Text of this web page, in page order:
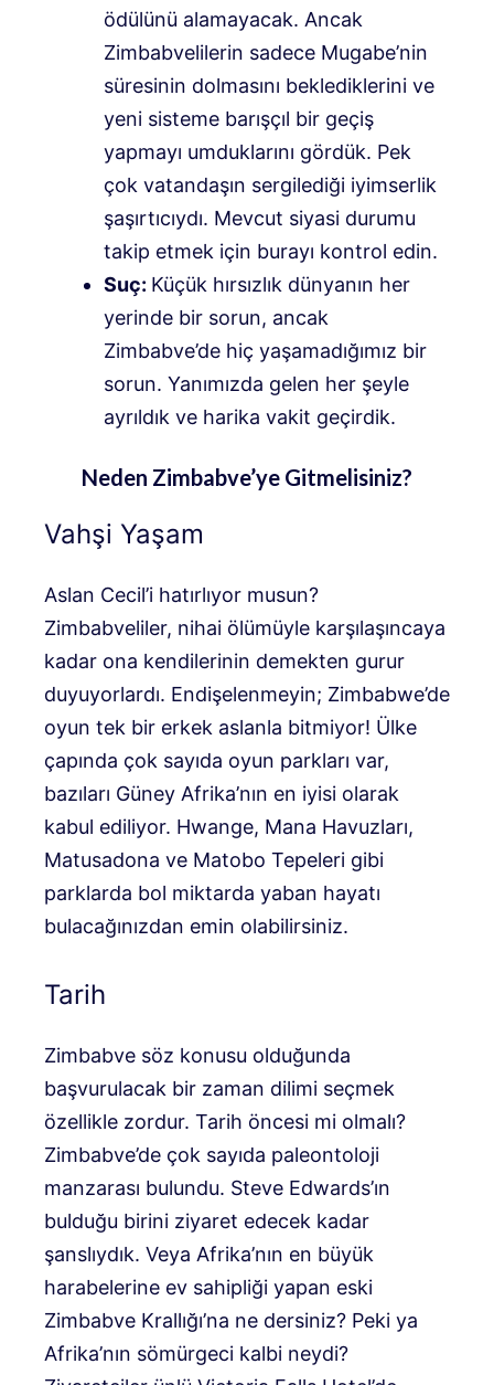
ödülünü alamayacak. Ancak
Zimbabvelilerin sadece Mugabe’nin
süresinin dolmasını beklediklerini ve
yeni sisteme barışçıl bir geçiş
yapmayı umduklarını gördük. Pek
çok vatandaşın sergilediği iyimserlik
şaşırtıcıydı. Mevcut siyasi durumu
takip etmek için burayı kontrol edin.
Suç: Küçük hırsızlık dünyanın her
yerinde bir sorun, ancak
Zimbabve’de hiç yaşamadığımız bir
sorun. Yanımızda gelen her şeyle
ayrıldık ve harika vakit geçirdik.
Neden Zimbabve’ye Gitmelisiniz?
Vahşi Yaşam
Aslan Cecil’i hatırlıyor musun?
Zimbabveliler, nihai ölümüyle karşılaşıncaya
kadar ona kendilerinin demekten gurur
duyuyorlardı. Endişelenmeyin; Zimbabwe’de
oyun tek bir erkek aslanla bitmiyor! Ülke
çapında çok sayıda oyun parkları var,
bazıları Güney Afrika’nın en iyisi olarak
kabul ediliyor. Hwange, Mana Havuzları,
Matusadona ve Matobo Tepeleri gibi
parklarda bol miktarda yaban hayatı
bulacağınızdan emin olabilirsiniz.
Tarih
Zimbabve söz konusu olduğunda
başvurulacak bir zaman dilimi seçmek
özellikle zordur. Tarih öncesi mi olmalı?
Zimbabve’de çok sayıda paleontoloji
manzarası bulundu. Steve Edwards’ın
bulduğu birini ziyaret edecek kadar
şanslıydık. Veya Afrika’nın en büyük
harabelerine ev sahipliği yapan eski
Zimbabve Krallığı’na ne dersiniz? Peki ya
Afrika’nın sömürgeci kalbi neydi?